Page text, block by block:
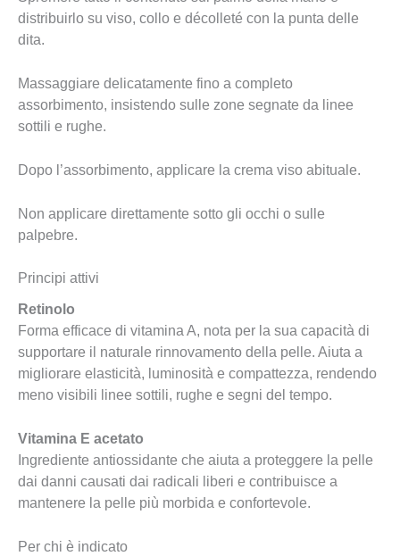
distribuirlo su viso, collo e décolleté con la punta delle
dita.
Massaggiare delicatamente fino a completo
assorbimento, insistendo sulle zone segnate da linee
sottili e rughe.
Dopo l’assorbimento, applicare la crema viso abituale.
Non applicare direttamente sotto gli occhi o sulle
palpebre.
Principi attivi
Retinolo
Forma efficace di vitamina A, nota per la sua capacità di
supportare il naturale rinnovamento della pelle. Aiuta a
migliorare elasticità, luminosità e compattezza, rendendo
meno visibili linee sottili, rughe e segni del tempo.
Vitamina E acetato
Ingrediente antiossidante che aiuta a proteggere la pelle
dai danni causati dai radicali liberi e contribuisce a
mantenere la pelle più morbida e confortevole.
Per chi è indicato